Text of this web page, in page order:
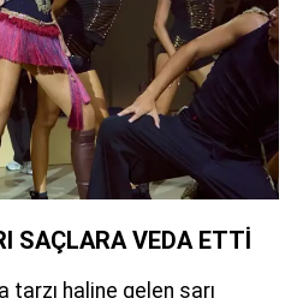
SAÇLARA VEDA ETTİ
tarzı haline gelen sarı